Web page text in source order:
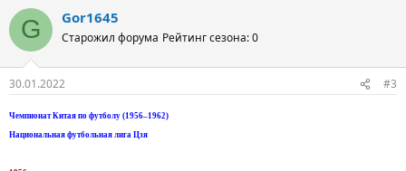
G Gor1645
Старожил форума Рейтинг сезона: 0
30.01.2022 #3
Чемпионат Китая по футболу (1956–1962)
Национальная футбольная лига Цзя